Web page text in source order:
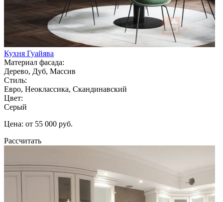
Кухня Гуайява
Материал фасада:
Дерево, Дуб, Массив
Стиль:
Евро, Неоклассика, Скандинавский
Цвет:
Серый
Цена: от 55 000 руб.
Рассчитать